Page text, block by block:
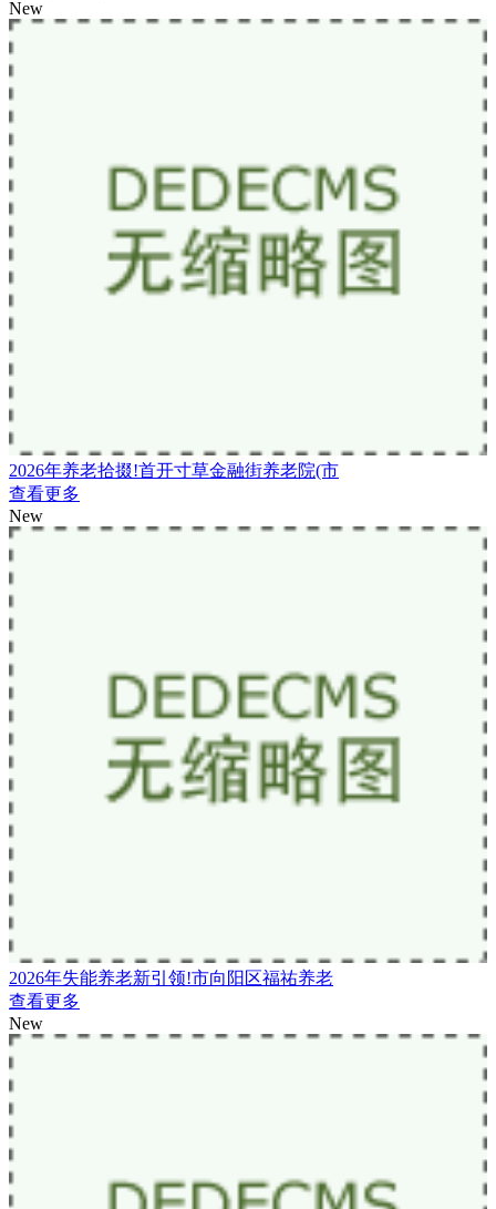
New
2026年养老拾掇!首开寸草金融街养老院(市
查看更多
New
2026年失能养老新引领!市向阳区福祐养老
查看更多
New